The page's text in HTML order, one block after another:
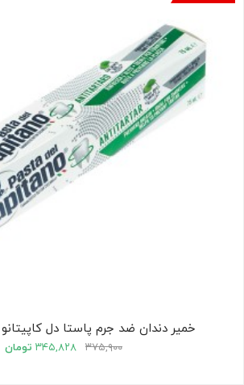
خمیر دندان ضد جرم پاستا دل کاپیتانو ۷۵ میلی لیتر
۳۷۵,۹۰۰ ۳۴۵,۸۲۸ تومان